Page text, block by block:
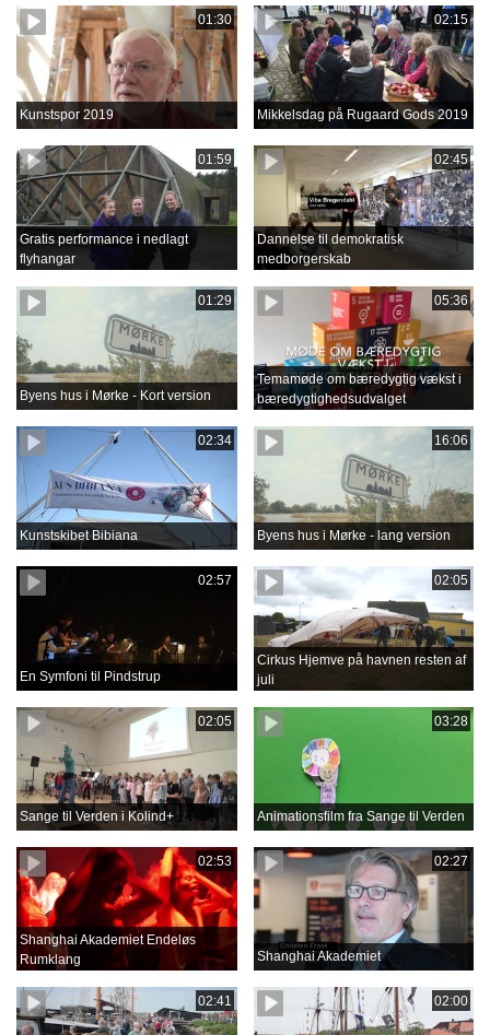
01:30
Kunstspor 2019
02:15
Mikkelsdag på Rugaard Gods 2019
01:59
Gratis performance i nedlagt
flyhangar
02:45
Dannelse til demokratisk
medborgerskab
01:29
Byens hus i Mørke - Kort version
05:36
Temamøde om bæredygtig vækst i
bæredygtighedsudvalget
02:34
Kunstskibet Bibiana
16:06
Byens hus i Mørke - lang version
02:57
En Symfoni til Pindstrup
02:05
Cirkus Hjemve på havnen resten af
juli
02:05
Sange til Verden i Kolind+
03:28
Animationsfilm fra Sange til Verden
02:53
Shanghai Akademiet Endeløs
Rumklang
02:27
Shanghai Akademiet
02:41 02:00